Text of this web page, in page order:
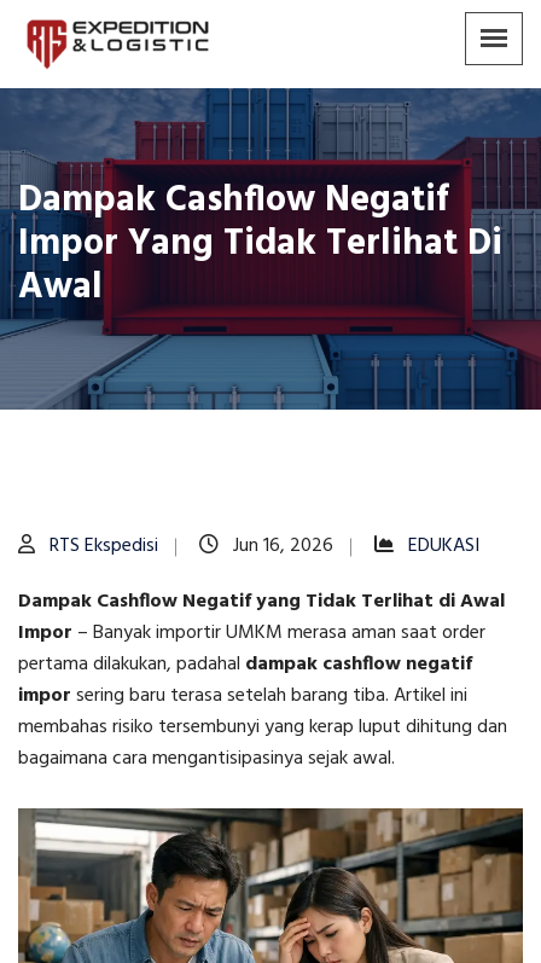
Dampak Cashflow Negatif
Impor Yang Tidak Terlihat Di
Awal
RTS Ekspedisi Jun 16, 2026
EDUKASI
Dampak Cashflow Negatif yang Tidak Terlihat di Awal
Impor –Banyak importir UMKM merasa aman saat order
pertama dilakukan, padahal dampak cashflow negatif
imporsering baru terasa setelah barang tiba. Artikel ini
membahas risiko tersembunyi yang kerap luput dihitung dan
bagaimana cara mengantisipasinya sejak awal.